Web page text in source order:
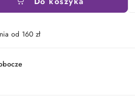
od 160 zł